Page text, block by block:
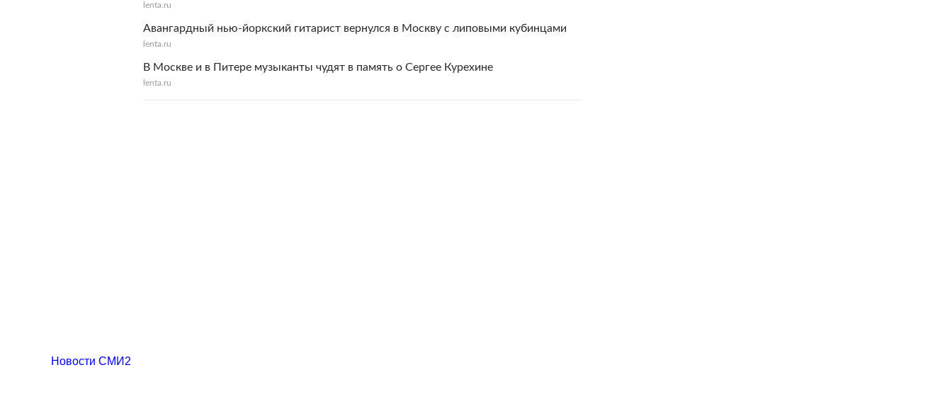
lenta.ru
Авангардный нью-йоркский гитарист вернулся в Москву с липовыми кубинцами
lenta.ru
В Москве и в Питере музыканты чудят в память о Сергее Курехине
lenta.ru
Новости СМИ2